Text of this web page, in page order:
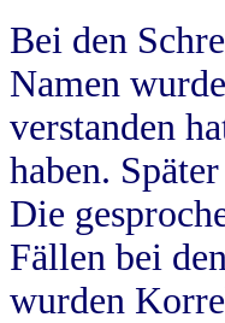
Bei den
Namen
verstanden
haben.
Die
Fällen bei
wurden